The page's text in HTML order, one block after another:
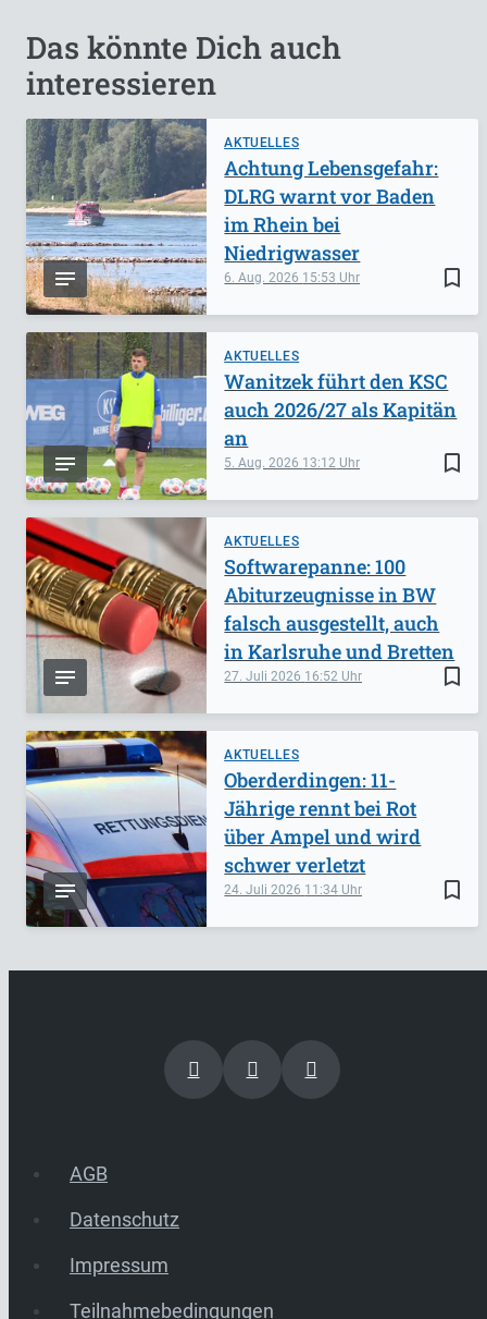
Das könnte Dich auch
interessieren
AKTUELLES
bookmark_border
6. Aug. 2026 15:53
Achtung Lebensgefahr:
DLRG warnt vor Baden
im Rhein bei
Niedrigwasser
AKTUELLES
bookmark_border
5. Aug. 2026 13:12
Wanitzek führt den KSC
auch 2026/27 als Kapitän
an
AKTUELLES
bookmark_border
27. Juli 2026 16:52
Softwarepanne: 100
Abiturzeugnisse in BW
falsch ausgestellt, auch
in Karlsruhe und Bretten
AKTUELLES
bookmark_border
24. Juli 2026 11:34
Oberderdingen: 11-
Jährige rennt bei Rot
über Ampel und wird
schwer verletzt
AGB
Datenschutz
Impressum
Teilnahmebedingungen